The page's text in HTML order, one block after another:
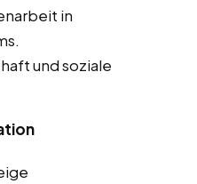
in
und soziale